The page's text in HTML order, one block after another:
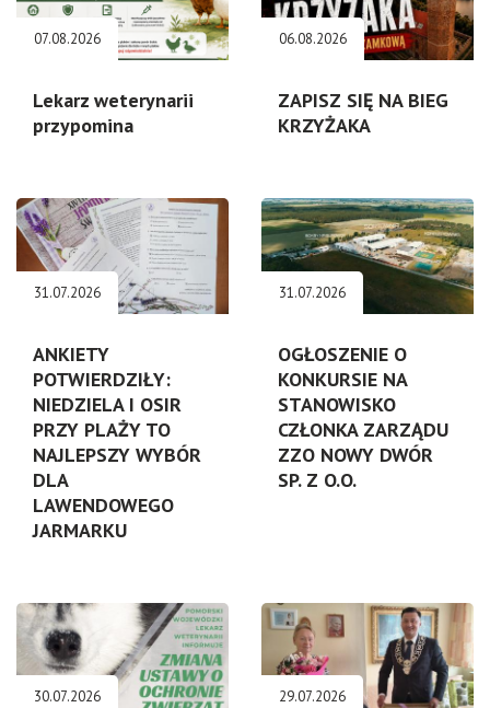
07.08.2026
Lekarz weterynarii
przypomina
06.08.2026
ZAPISZ SIĘ NA BIEG
KRZYŻAKA
31.07.2026
ANKIETY
POTWIERDZIŁY:
NIEDZIELA I OSIR
PRZY PLAŻY TO
NAJLEPSZY WYBÓR
DLA
LAWENDOWEGO
JARMARKU
31.07.2026
OGŁOSZENIE O
KONKURSIE NA
STANOWISKO
CZŁONKA ZARZĄDU
ZZO NOWY DWÓR
SP. Z O.O.
30.07.2026 29.07.2026